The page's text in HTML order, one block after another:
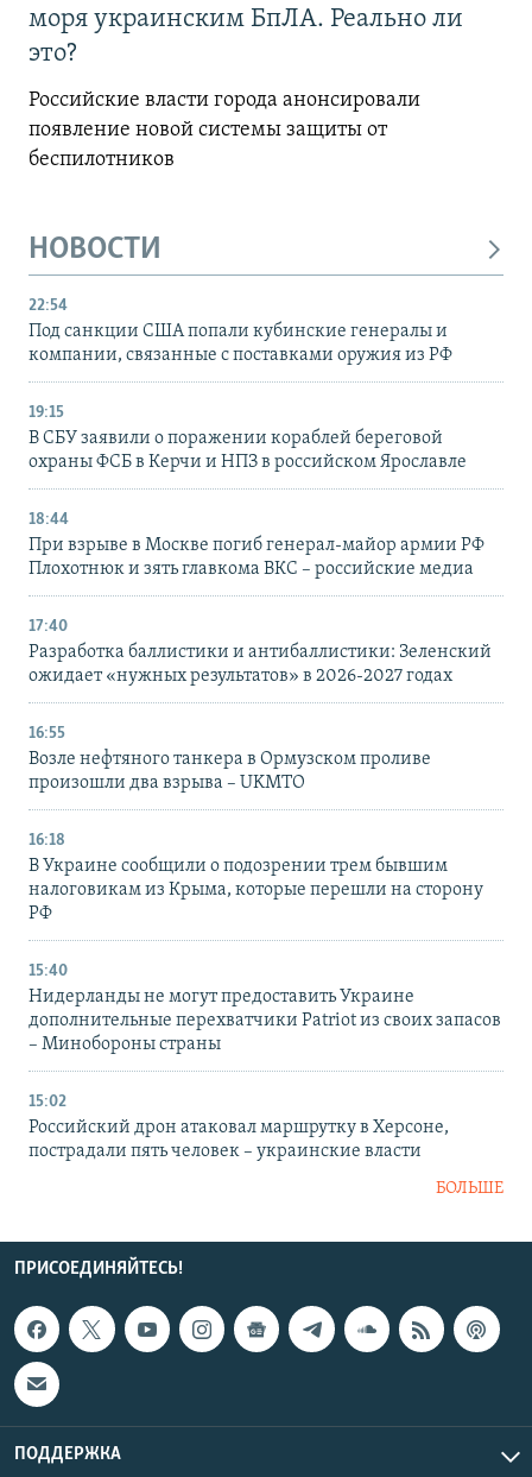
моря украинским БпЛА. Реально ли
это?
Российские власти города анонсировали
появление новой системы защиты от
беспилотников
НОВОСТИ
22:54
Под санкции США попали кубинские генералы и
компании, связанные с поставками оружия из РФ
19:15
В СБУ заявили о поражении кораблей береговой
охраны ФСБ в Керчи и НПЗ в российском Ярославле
18:44
При взрыве в Москве погиб генерал-майор армии РФ
Плохотнюк и зять главкома ВКС – российские медиа
17:40
Разработка баллистики и антибаллистики: Зеленский
ожидает «нужных результатов» в 2026-2027 годах
16:55
Возле нефтяного танкера в Ормузском проливе
произошли два взрыва – UKMTO
16:18
В Украине сообщили о подозрении трем бывшим
налоговикам из Крыма, которые перешли на сторону
РФ
15:40
Нидерланды не могут предоставить Украине
дополнительные перехватчики Patriot из своих запасов
– Минобороны страны
15:02
Российский дрон атаковал маршрутку в Херсоне,
пострадали пять человек – украинские власти
БОЛЬШЕ
ПРИСОЕДИНЯЙТЕСЬ!
ПОДДЕРЖКА